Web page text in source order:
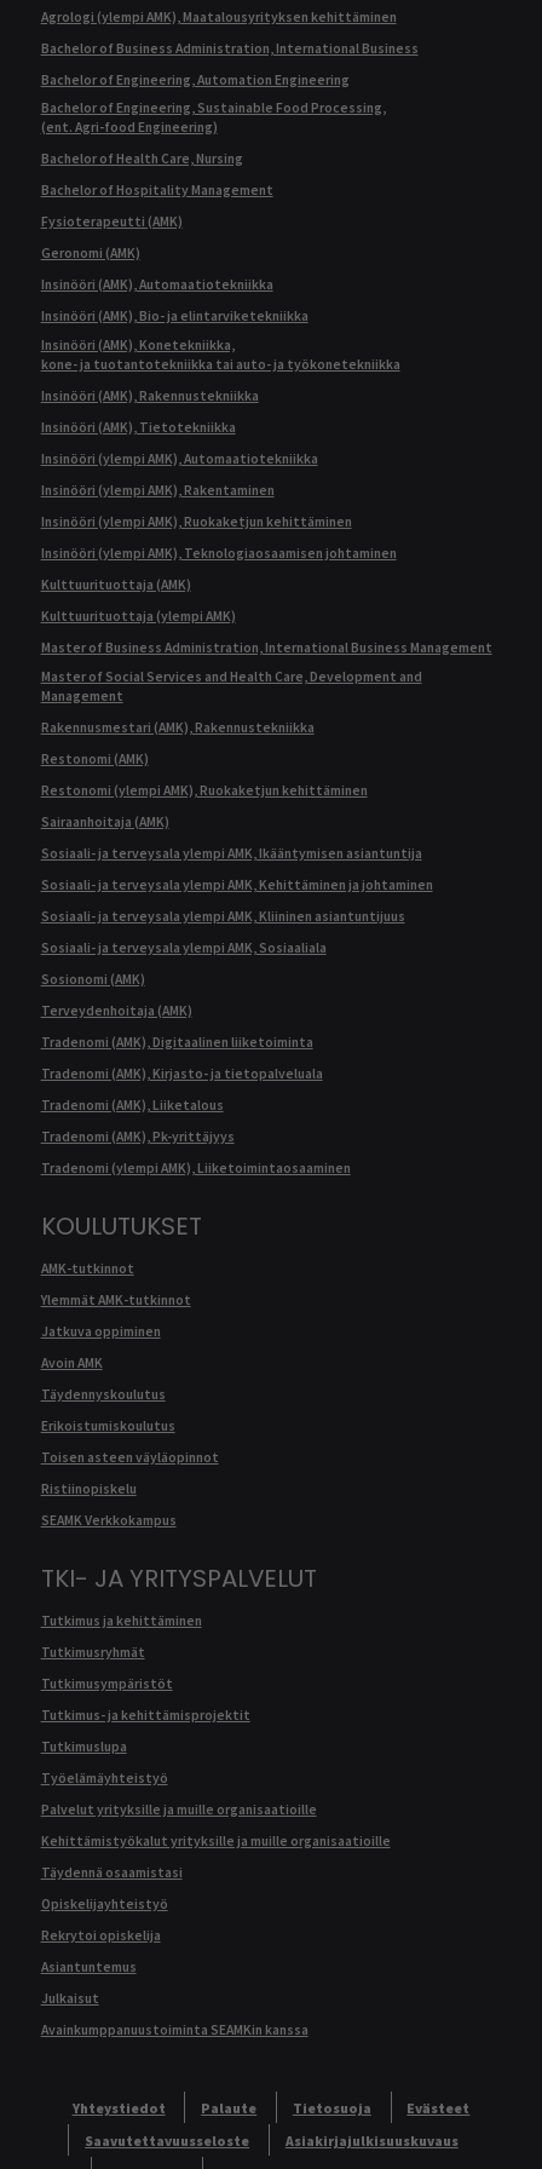
Agrologi (ylempi AMK), Maatalousyrityksen kehittäminen
Bachelor of Business Administration, International Business
Bachelor of Engineering, Automation Engineering
Bachelor of Engineering, Sustainable Food Processing,
(ent. Agri-food Engineering)
Bachelor of Health Care, Nursing
Bachelor of Hospitality Management
Fysioterapeutti (AMK)
Geronomi (AMK)
Insinööri (AMK), Automaatiotekniikka
Insinööri (AMK), Bio- ja elintarviketekniikka
Insinööri (AMK), Konetekniikka,
kone- ja tuotantotekniikka tai auto- ja työkonetekniikka
Insinööri (AMK), Rakennustekniikka
Insinööri (AMK), Tietotekniikka
Insinööri (ylempi AMK), Automaatiotekniikka
Insinööri (ylempi AMK), Rakentaminen
Insinööri (ylempi AMK), Ruokaketjun kehittäminen
Insinööri (ylempi AMK), Teknologiaosaamisen johtaminen
Kulttuurituottaja (AMK)
Kulttuurituottaja (ylempi AMK)
Master of Business Administration, International Business Management
Master of Social Services and Health Care, Development and
Management
Rakennusmestari (AMK), Rakennustekniikka
Restonomi (AMK)
Restonomi (ylempi AMK), Ruokaketjun kehittäminen
Sairaanhoitaja (AMK)
Sosiaali- ja terveysala ylempi AMK, Ikääntymisen asiantuntija
Sosiaali- ja terveysala ylempi AMK, Kehittäminen ja johtaminen
Sosiaali- ja terveysala ylempi AMK, Kliininen asiantuntijuus
Sosiaali- ja terveysala ylempi AMK, Sosiaaliala
Sosionomi (AMK)
Terveydenhoitaja (AMK)
Tradenomi (AMK), Digitaalinen liiketoiminta
Tradenomi (AMK), Kirjasto- ja tietopalveluala
Tradenomi (AMK), Liiketalous
Tradenomi (AMK), Pk-yrittäjyys
Tradenomi (ylempi AMK), Liiketoimintaosaaminen
KOULUTUKSET
AMK-tutkinnot
Ylemmät AMK-tutkinnot
Jatkuva oppiminen
Avoin AMK
Täydennyskoulutus
Erikoistumiskoulutus
Toisen asteen väyläopinnot
Ristiinopiskelu
SEAMK Verkkokampus
TKI- JA YRITYSPALVELUT
Tutkimus ja kehittäminen
Tutkimusryhmät
Tutkimusympäristöt
Tutkimus- ja kehittämisprojektit
Tutkimuslupa
Työelämäyhteistyö
Palvelut yrityksille ja muille organisaatioille
Kehittämistyökalut yrityksille ja muille organisaatioille
Täydennä osaamistasi
Opiskelijayhteistyö
Rekrytoi opiskelija
Asiantuntemus
Julkaisut
Avainkumppanuustoiminta SEAMKin kanssa
Yhteystiedot Palaute Tietosuoja
Evästeet
Saavutettavuusseloste
Asiakirjajulkisuuskuvaus